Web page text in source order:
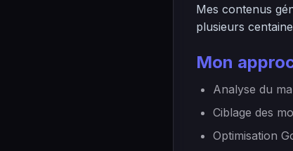
Mes contenus
plusieurs
Mon
Analyse du
Ciblage des
Optimisation